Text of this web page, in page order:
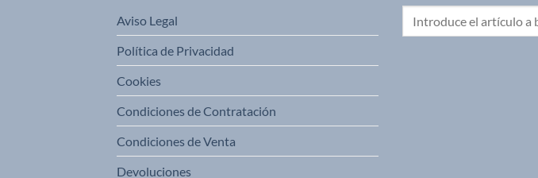
Aviso Legal
Política de Privacidad
Cookies
Condiciones de Contratación
Condiciones de Venta
Devoluciones